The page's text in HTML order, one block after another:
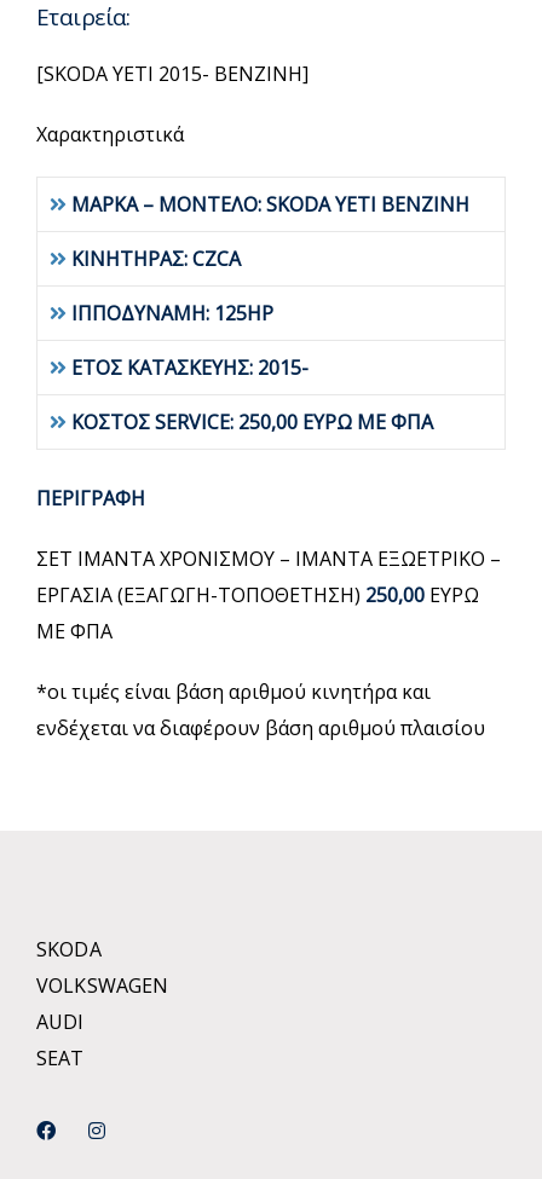
Εταιρεία:
[SKODA YETI 2015- BENZINH]
Χαρακτηριστικά
ΜΑΡΚΑ – ΜΟΝΤΕΛΟ: SKODA YETI ΒΕΝΖΙΝΗ
ΚΙΝΗΤΗΡΑΣ: CZCA
ΙΠΠΟΔΥΝΑΜΗ: 125HP
ΕΤΟΣ ΚΑΤΑΣΚΕΥΗΣ: 2015-
ΚΟΣΤΟΣ SERVICE: 250,00 ΕΥΡΩ ΜΕ ΦΠΑ
ΠΕΡΙΓΡΑΦΗ
ΣΕΤ ΙΜΑΝΤΑ ΧΡΟΝΙΣΜΟΥ – ΙΜΑΝΤΑ ΕΞΩΕΤΡΙΚΟ –
ΕΡΓΑΣΙΑ (ΕΞΑΓΩΓΗ-ΤΟΠΟΘΕΤΗΣΗ) 250,00 ΕΥΡΩ
ΜΕ ΦΠΑ
*οι τιμές είναι βάση αριθμού κινητήρα και
ενδέχεται να διαφέρουν βάση αριθμού πλαισίου
SKODA
VOLKSWAGEN
AUDI
SEAT